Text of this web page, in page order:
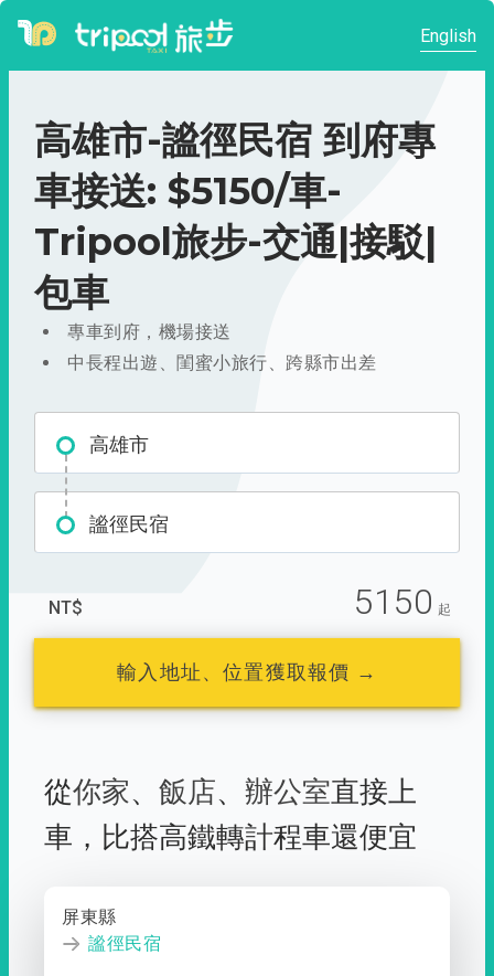
English
高雄市-謐徑民宿 到府專
車接送: $5150/車-
Tripool旅步-交通|接駁|
包車
專車到府，機場接送
中長程出遊、閨蜜小旅行、跨縣市出差
高雄市
謐徑民宿
NT$ 5150 起
輸入地址、位置獲取報價 →
從你家、 飯店、 辦公室直接上
車， 比搭高鐵轉計程車還便宜
屏東縣
謐徑民宿